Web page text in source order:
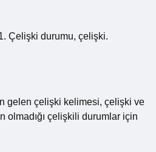
Çelişki durumu, çelişki.
gelen çelişki kelimesi, çelişki ve
olmadığı çelişkili durumlar için